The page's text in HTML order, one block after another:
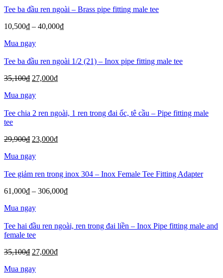
đến
Tee ba đầu ren ngoài – Brass pipe fitting male tee
10,500₫ – 40,000₫Khoảng
đến
Mua ngay
Tee ba đầu ren ngoài 1/2 (21) – Inox pipe fitting male tee
35,100₫ Giá
là:
27,000₫Giá
27,000₫.
Mua ngay
Tee chia 2 ren ngoài, 1 ren trong đai ốc, tê cầu – Pipe fitting male
tee
29,900₫ Giá
là:
23,000₫Giá
23,000₫.
Mua ngay
Tee giảm ren trong inox 304 – Inox Female Tee Fitting Adapter
61,000₫ – 306,000₫Khoảng
đến
Mua ngay
Tee hai đầu ren ngoài, ren trong đai liền – Inox Pipe fitting male and
female tee
35,100₫ Giá
là:
27,000₫Giá
Mua ngay